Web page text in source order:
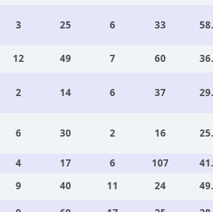
3 25 6 33
12 49 7 60
2 14 6 37
6 30 2 16
4 17 6 107
9 40 11 24